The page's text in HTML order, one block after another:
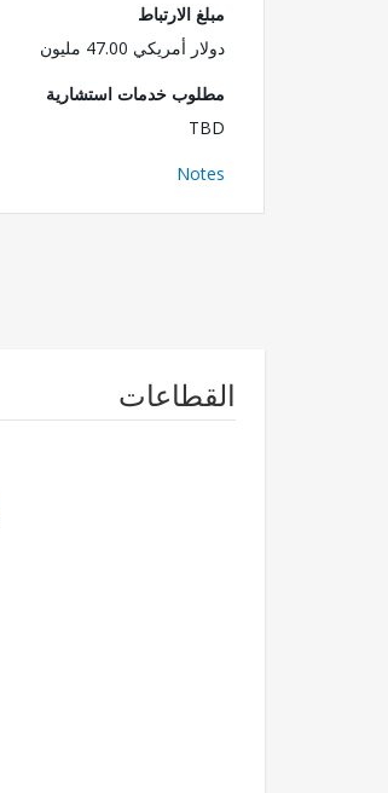
مبلغ الارتباط
دولار أمريكي 47.00 مليون
مطلوب خدمات استشارية
TBD
Notes
القطاعات